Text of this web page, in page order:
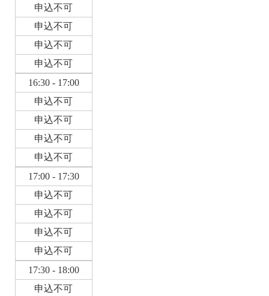
申込不可
申込不可
申込不可
申込不可
16:30 - 17:00
申込不可
申込不可
申込不可
申込不可
17:00 - 17:30
申込不可
申込不可
申込不可
申込不可
17:30 - 18:00
申込不可